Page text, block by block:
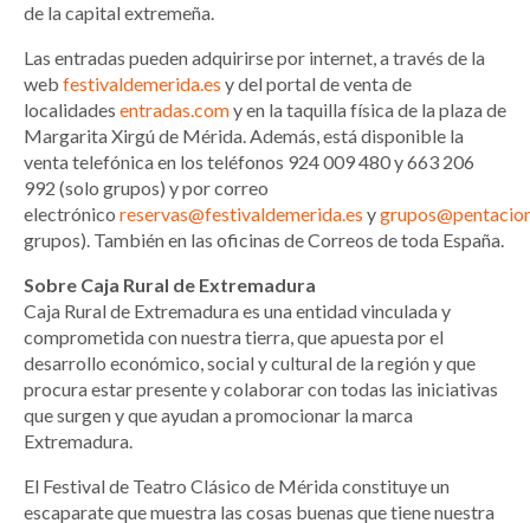
de la capital extremeña.
Las entradas pueden adquirirse por internet, a través de la
web festivaldemerida.es y del portal de venta de
localidades entradas.comy en la taquilla física de la plaza de
Margarita Xirgú de Mérida. Además, está disponible la
venta telefónica en los teléfonos 924 009 480 y 663 206
992 (solo grupos) y por correo
electrónico reservas@festivaldemerida.es y
grupos). También en las oficinas de Correos de toda España.
Sobre Caja Rural de Extremadura
Caja Rural de Extremadura es una entidad vinculada y
comprometida con nuestra tierra, que apuesta por el
desarrollo económico, social y cultural de la región y que
procura estar presente y colaborar con todas las iniciativas
que surgen y que ayudan a promocionar la marca
Extremadura.
El Festival de Teatro Clásico de Mérida constituye un
escaparate que muestra las cosas buenas que tiene nuestra